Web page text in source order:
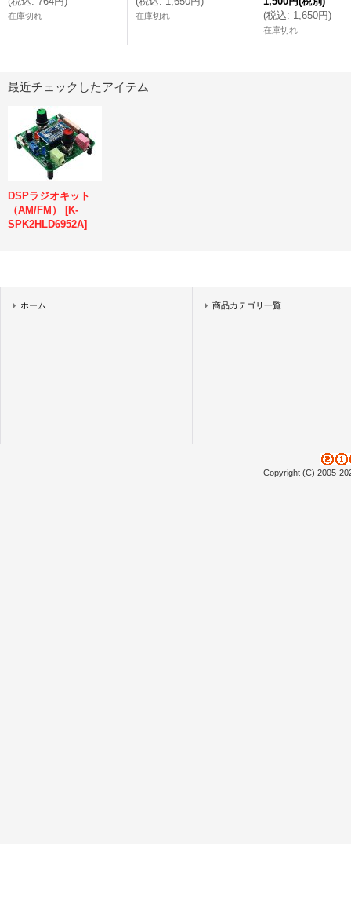
在庫切れ 在庫切れ
(税込: 1,650円)
在庫切れ
最近チェックしたアイテム
DSPラジオキット
（AM/FM）
[K-
SPK2HLD6952A]
ホーム 商品カテゴリ一覧
Copyright (C) 2005-